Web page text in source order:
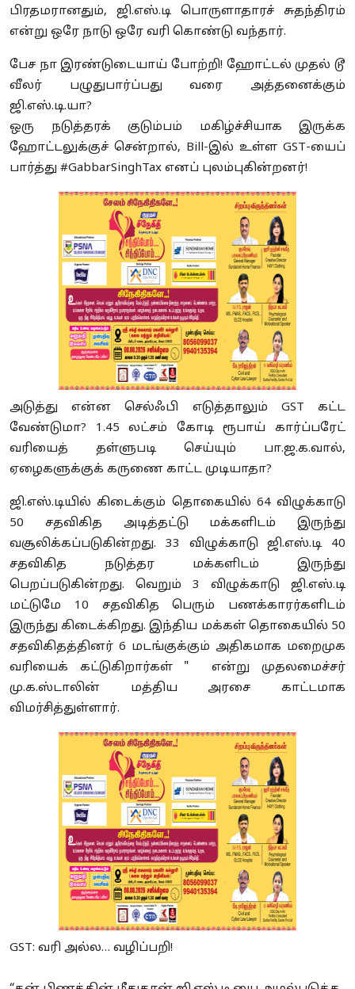
பிரதமரானதும், ஜி.எஸ்.டி பொருளாதாரச் சுதந்திரம்
என்று ஒரே நாடு ஒரே வரி கொண்டு வந்தார்.
பேச நா இரண்டுடையாய் போற்றி! ஹோட்டல் முதல் டூ
வீலர் பழுதுபார்ப்பது வரை அத்தனைக்கும்
ஜி.எஸ்.டி.யா?
ஒரு நடுத்தரக் குடும்பம் மகிழ்ச்சியாக இருக்க
ஹோட்டலுக்குச் சென்றால், Bill-இல் உள்ள GST-யைப்
பார்த்து #GabbarSinghTax எனப் புலம்புகின்றனர்!
அடுத்து என்ன செல்ஃபி எடுத்தாலும் GST கட்ட
வேண்டுமா? 1.45 லட்சம் கோடி ரூபாய் கார்ப்பரேட்
வரியைத் தள்ளுபடி செய்யும் பா.ஜ.க.வால்,
ஏழைகளுக்குக் கருணை காட்ட முடியாதா?
ஜி.எஸ்.டியில் கிடைக்கும் தொகையில் 64 விழுக்காடு
50 சதவிகித அடித்தட்டு மக்களிடம் இருந்து
வசூலிக்கப்படுகின்றது. 33 விழுக்காடு ஜி.எஸ்.டி 40
சதவிகித நடுத்தர மக்களிடம் இருந்து
பெறப்படுகின்றது. வெறும் 3 விழுக்காடு ஜி.எஸ்.டி
மட்டுமே 10 சதவிகித பெரும் பணக்காரர்களிடம்
இருந்து கிடைக்கிறது. இந்திய மக்கள் தொகையில் 50
சதவிகிதத்தினர் 6 மடங்குக்கும் அதிகமாக மறைமுக
வரியைக் கட்டுகிறார்கள் " என்று முதலமைச்சர்
மு.க.ஸ்டாலின் மத்திய அரசை காட்டமாக
விமர்சித்துள்ளார்.
GST: வரி அல்ல… வழிப்பறி!